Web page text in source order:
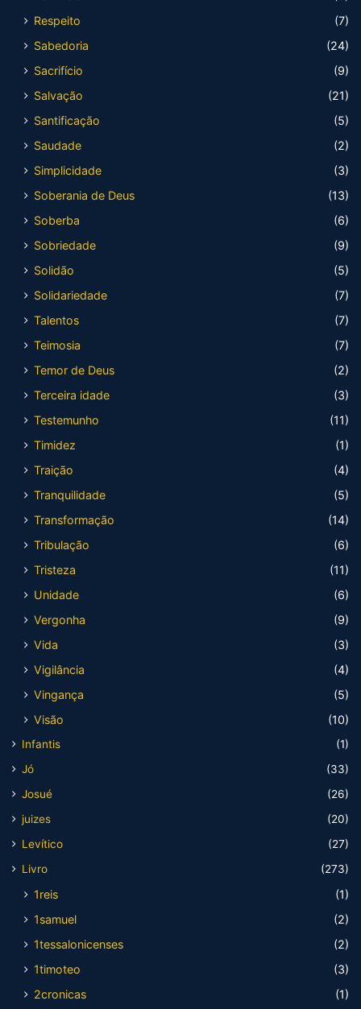
Respeito
(7)
Sabedoria
(24)
Sacrifício
(9)
Salvação
(21)
Santificação
(5)
Saudade
(2)
Simplicidade
(3)
Soberania de Deus
(13)
Soberba
(6)
Sobriedade
(9)
Solidão
(5)
Solidariedade
(7)
Talentos
(7)
Teimosia
(7)
Temor de Deus
(2)
Terceira idade
(3)
Testemunho
(11)
Timidez
(1)
Traição
(4)
Tranquilidade
(5)
Transformação
(14)
Tribulação
(6)
Tristeza
(11)
Unidade
(6)
Vergonha
(9)
Vida
(3)
Vigilância
(4)
Vingança
(5)
Visão
(10)
Infantis
(1)
Jó
(33)
Josué
(26)
juizes
(20)
Levítico
(27)
Livro
(273)
1reis
(1)
1samuel
(2)
1tessalonicenses
(2)
1timoteo
(3)
2cronicas
(1)